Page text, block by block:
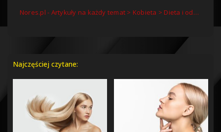
Nores.pl - Artykuły na każdy temat > Kobieta > Dieta i odchudzanie
Najczęściej czytane: